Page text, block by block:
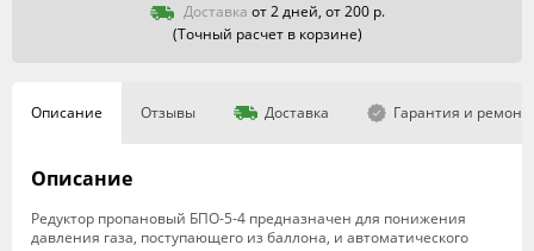
Доставка от 2 дней, от 200 р.
(Точный расчет в корзине)
Описание Отзывы Доставка Гарантия и ремонт
Описание
Редуктор пропановый БПО-5-4 предназначен для понижения
давления газа, поступающего из баллона, и автоматического